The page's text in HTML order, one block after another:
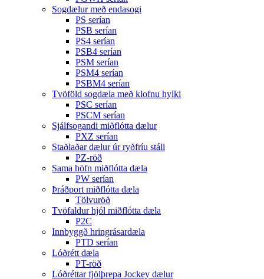
Sogdælur með endasogi
PS serían
PSB serían
PS4 serían
PSB4 serían
PSM serían
PSM4 serían
PSBM4 serían
Tvöföld sogdæla með klofnu hylki
PSC serían
PSCM serían
Sjálfsogandi miðflótta dælur
PXZ serían
Staðlaðar dælur úr ryðfríu stáli
PZ-röð
Sama höfn miðflótta dæla
PW serían
Þráðport miðflótta dæla
Tölvuröð
Tvöfaldur hjól miðflótta dæla
P2C
Innbyggð hringrásardæla
PTD serían
Lóðrétt dæla
PT-röð
Lóðréttar fjölþrepa Jockey dælur